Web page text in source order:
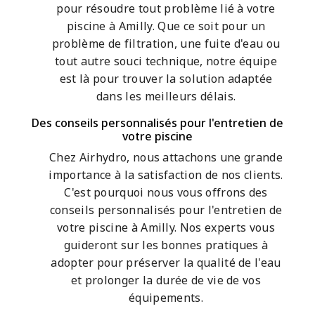
pour résoudre tout problème lié à votre
piscine à Amilly. Que ce soit pour un
problème de filtration, une fuite d'eau ou
tout autre souci technique, notre équipe
est là pour trouver la solution adaptée
dans les meilleurs délais.
Des conseils personnalisés pour l'entretien de
votre piscine
Chez Airhydro, nous attachons une grande
importance à la satisfaction de nos clients.
C'est pourquoi nous vous offrons des
conseils personnalisés pour l'entretien de
votre piscine à Amilly. Nos experts vous
guideront sur les bonnes pratiques à
adopter pour préserver la qualité de l'eau
et prolonger la durée de vie de vos
équipements.